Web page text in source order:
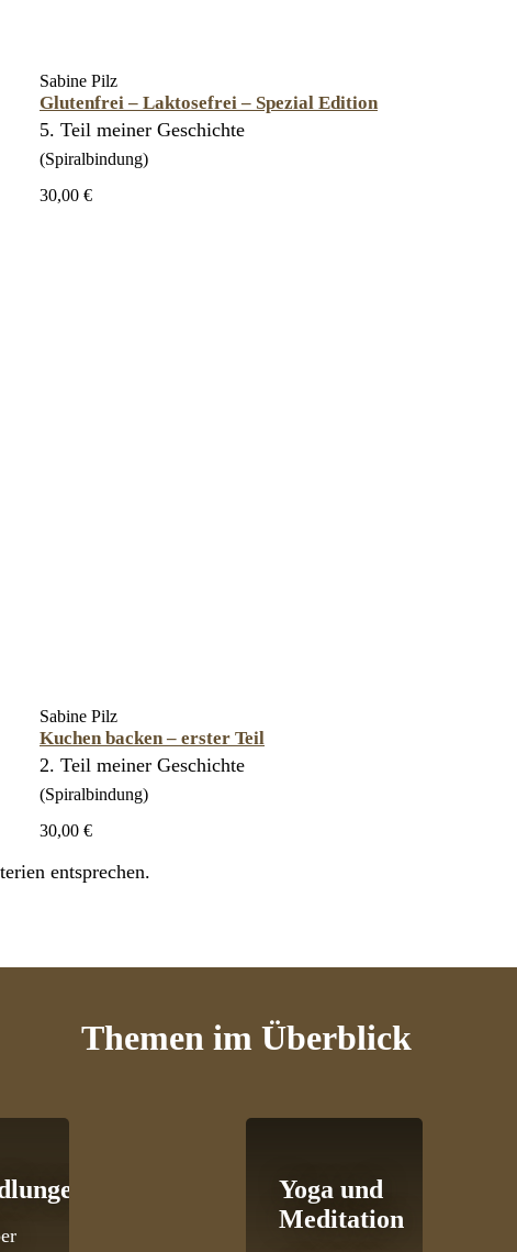
Sabine Pilz
Glutenfrei – Laktosefrei – Spezial Edition
5. Teil meiner Geschichte
(Spiralbindung)
30,00 €
Sabine Pilz
Kuchen backen – erster Teil
2. Teil meiner Geschichte
(Spiralbindung)
30,00 €
entsprechen.
Themenim Überblick
Yoga und
Meditation